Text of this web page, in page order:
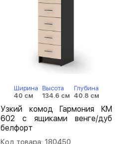
Ширина
40 см
Высота
134.6 см
Глубина
40.8 см
Узкий комод Гармония КМ
602 с ящиками венге/дуб
белфорт
Код товара: 180450